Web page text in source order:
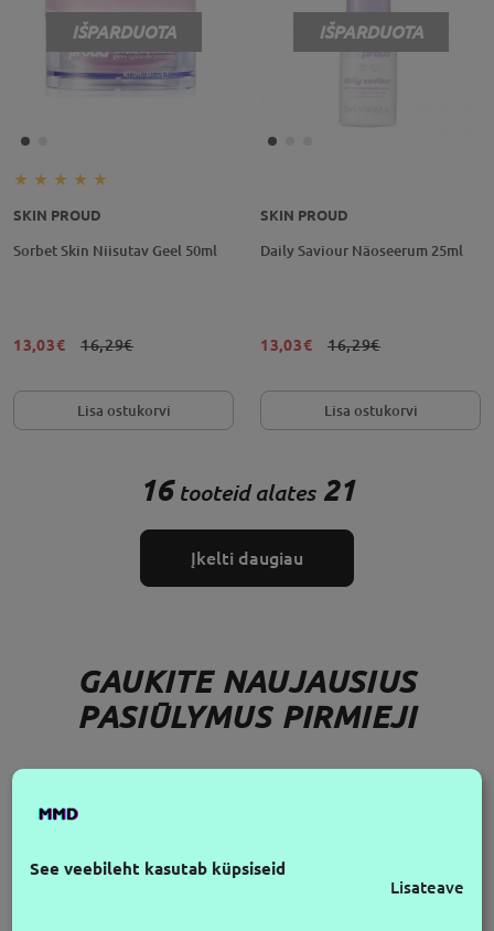
IŠPARDUOTA
SKIN PROUD
Sorbet Skin Niisutav Geel 50ml
13,03€ 16,29€
Lisa ostukorvi
IŠPARDUOTA
SKIN PROUD
Daily Saviour Näoseerum 25ml
13,03€ 16,29€
Lisa ostukorvi
16 tooteid alates21
Įkelti daugiau
GAUKITE NAUJAUSIUS
PASIŪLYMUS PIRMIEJI
See veebileht kasutab küpsiseid
Lisateave